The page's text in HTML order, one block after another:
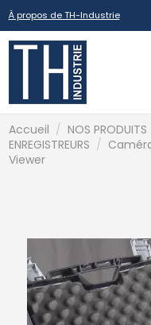
À propos de TH-Industrie
Accueil NOS PRODUITS
ENREGISTREURS
Viewer